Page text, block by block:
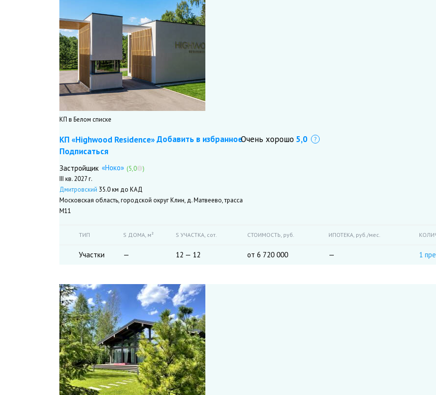
КП в Белом списке
КП «Highwood Residence»Добавить в избранное
Подписаться
Застройщик «Ноко» (5,0 )
Очень хорошо 5,0 Что это?
III кв. 2027 г.
Дмитровский 35.0 км до КАД
Московская область, городской округ Клин, д. Матвеево, трасса
М11
ТИП S ДОМА, м² S УЧАСТКА, сот. СТОИМОСТЬ, руб. ИПОТЕКА, руб./мес.
Участки — 12 — 12 от 6 720 000 — 1